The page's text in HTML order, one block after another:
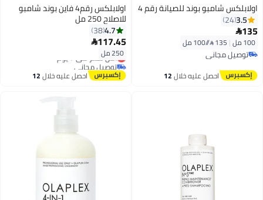
اولابلكس شامبو بوند للصيانة رقم 4
3.5
24
135
100 مل |
توصيل مجاني
توصيل مجاني
احصل عليه خلال12
اولابلكس رقم4 فاين بوند شامبو
للاصلاح 250 مل
4.7
38
117.45
250 ملأقل سعر في 7 يوم
توصيل مجاني
أقل سعر في 7 يوماحصل عليه خلال12